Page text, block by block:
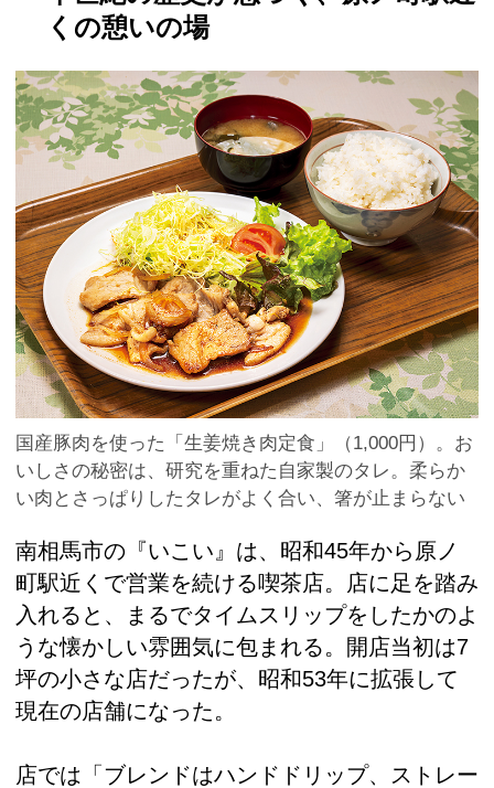
くの憩いの場
国産豚肉を使った「生姜焼き肉定食」（1,000円）。お
いしさの秘密は、研究を重ねた自家製のタレ。柔らか
い肉とさっぱりしたタレがよく合い、箸が止まらない
南相馬市の『いこい』は、昭和45年から原ノ
町駅近くで営業を続ける喫茶店。店に足を踏み
入れると、まるでタイムスリップをしたかのよ
うな懐かしい雰囲気に包まれる。開店当初は7
坪の小さな店だったが、昭和53年に拡張して
現在の店舗になった。
店では「ブレンドはハンドドリップ、ストレー